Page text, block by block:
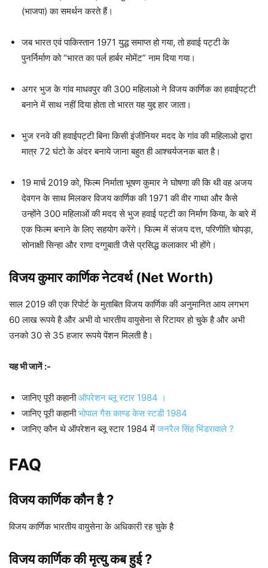
(भाजपा) का समर्थन करते हैं।
जब भारत एवं पाकिस्तान 1971 युद्ध समाप्त हो गया, तो हवाई पट्टी के
पुनर्निर्माण को “भारत का पर्ल हार्बर मोमेंट” नाम दिया गया।
अगर भुज के गांव माधवपुर की 300 महिलाओ ने विजय कार्णिक का हवाईपट्टी
बनाने में साथ नहीं दिया होता तो भारत यह युद्द हार जाता।
भुज रनवे की हवाईपट्टी बिना किसी इंजीनियर मदद के गांव की महिलाओ द्वारा
मात्र 72 घंटो के अंदर बनाये जाना बहुत ही आश्चर्यजनक बात है।
19 मार्च 2019 को, फिल्म निर्माता भूषण कुमार ने घोषणा की कि थी वह अजय
देवगन के साथ मिलकर विजय कार्णिक की 1971 की वीर गाथा और कैसे
उन्होंने 300 महिलाओं की मदद से भुज हवाई पट्टी का निर्माण किया, के बारे में
एक फिल्म बनाने के लिए सहयोग करेंगे। फिल्म में संजय दत्त, परिणीति चोपड़ा,
सोनाक्षी सिन्हा और राणा दग्गुबाती जैसे प्रसिद्ध कलाकार भी होंगे।
विजय कुमार कार्णिकनेटवर्थ (Net Worth)
साल 2019 की एक रिपोर्ट के मुताबित विजय कार्णिक की अनुमानित आय लगभग
60 लाख रूपये है और अभी वो भारतीय वायुसेना से रिटायर हो चुके है और अभी
उनको 30 से 35 हजार रूपये पेंशन मिलती है।
यह भी जानें :-
जानिए पूरी कहानीऑपरेशन ब्लू स्टार 1984 ।
जानिए पूरी कहानीभोपाल गैस काण्ड केस स्टडी 1984
जानिए कौन थे ऑपरेशन ब्लू स्टार 1984 मेंजनरैल सिंह भिंडरावाले ?
FAQ
विजय कार्णिक कौन है ?
विजय कार्णिक भारतीय वायुसेना के अधिकारी रह चुके है
विजय कार्णिक की मृत्यु कब हुई ?